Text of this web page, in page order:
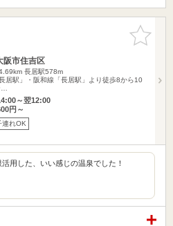
お気に入
りに追加
阪市住吉区
長居駅578m
居駅」・阪和線「長居駅」より徒歩8から10
～翌12:00
円～
連れOK
用した、いい感じの温泉でした！